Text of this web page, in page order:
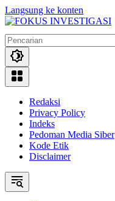
Langsung ke konten
Redaksi
Privacy Policy
Indeks
Pedoman Media Siber
Kode Etik
Disclaimer